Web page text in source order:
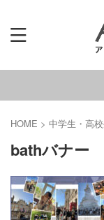
HOME > 中学生・高
bathバナー